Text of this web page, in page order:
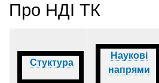
Про НДІ ТК
Стуктура
Наукові
напрями